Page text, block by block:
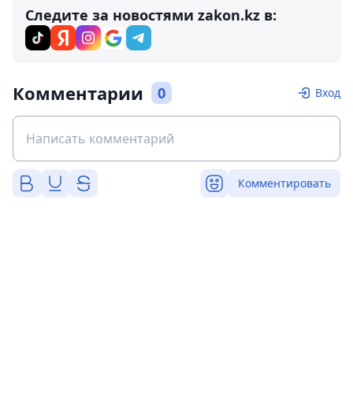
Следите за новостями zakon.kz в:
Комментарии 0 Вход
Комментировать